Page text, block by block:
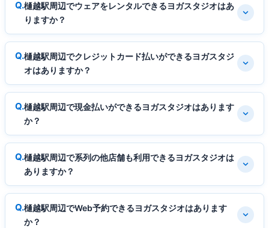
樋越駅周辺でウェアをレンタルできるヨガスタジオはあ
りますか？
樋越駅周辺でクレジットカード払いができるヨガスタジ
オはありますか？
樋越駅周辺で現金払いができるヨガスタジオはあります
か？
樋越駅周辺で系列の他店舗も利用できるヨガスタジオは
ありますか？
樋越駅周辺でWeb予約できるヨガスタジオはあります
か？